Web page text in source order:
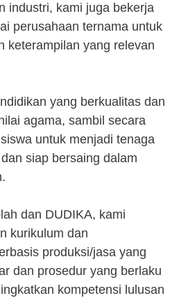
industri, kami juga bekerja
perusahaan ternama untuk
keterampilan yang relevan
yang berkualitas dan
agama, sambil secara
untuk menjadi tenaga
siap bersaing dalam
dan DUDIKA, kami
kurikulum dan
produksi/jasa yang
dan prosedur yang berlaku
kompetensi lulusan